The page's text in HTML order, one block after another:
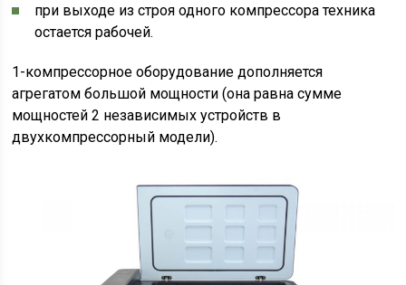
при выходе из строя одного компрессора техника
остается рабочей.
1-компрессорное оборудование дополняется
агрегатом большой мощности (она равна сумме
мощностей 2 независимых устройств в
двухкомпрессорный модели).